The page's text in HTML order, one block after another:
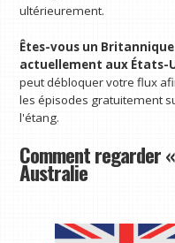
ultérieurement.
Êtes-vous un
actuellement aux États-
peut débloquer votre flux
les épisodes gratuitement
l'étang.
Comment regarder
Australie